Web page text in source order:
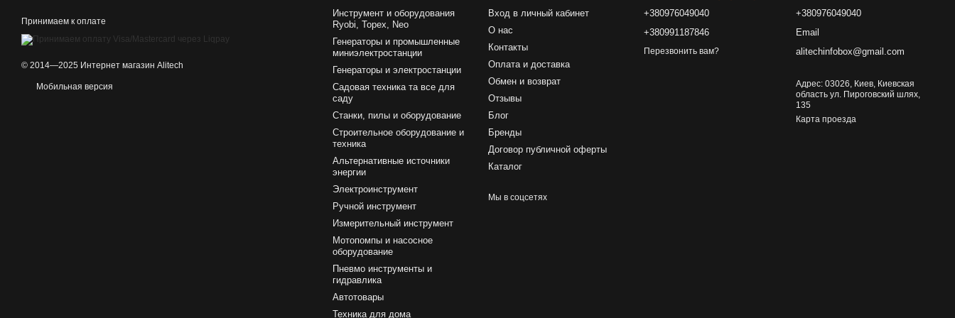
Принимаем к оплате
© 2014—2025 Интернет магазин Alitech
Мобильная версия
Инструмент и оборудования
Ryobi, Topex, Neo
Генераторы и промышленные
миниэлектростанции
Генераторы и электростанции
Садовая техника та все для
саду
Станки, пилы и оборудование
Строительное оборудование и
техника
Альтернативные источники
энергии
Электроинструмент
Ручной инструмент
Измерительный инструмент
Мотопомпы и насосное
оборудование
Пневмо инструменты и
гидравлика
Автотовары
Техника для дома
Вход в личный кабинет
О нас
Контакты
Оплата и доставка
Обмен и возврат
Отзывы
Блог
Бренды
Договор публичной оферты
Каталог
Мы в соцсетях
+380976049040
+380991187846
Перезвонить вам?
+380976049040
Email
alitechinfobox@gmail.com
Адрес: 03026, Киев, Киевская
область ул. Пироговский шлях,
135
Карта проезда